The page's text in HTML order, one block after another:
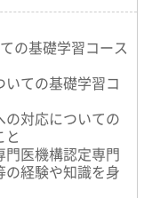
の基礎学習コース
いての基礎学習コ
の対応についての
と
門医機構認定専門
の経験や知識を身